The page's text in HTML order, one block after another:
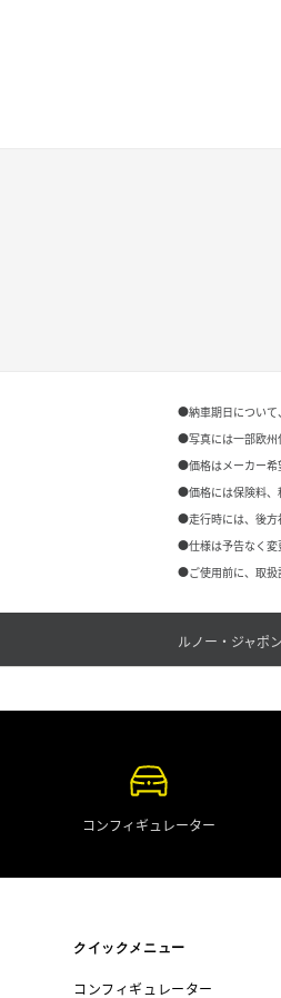
●納車期日について
●写真には一部欧州
●価格はメーカー希
●価格には保険料、
●走行時には、後方
●仕様は予告なく変
●ご使用前に、取扱
ルノー・ジャポ
コンフィギュレーター
クイックメニュー
コンフィギュレーター